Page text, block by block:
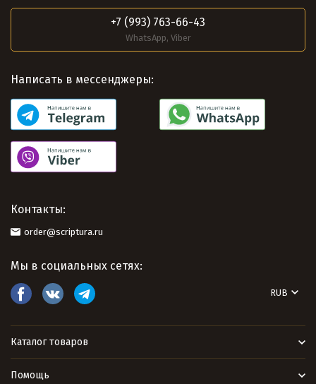
+7 (993) 763-66-43
WhatsApp, Viber
Написать в мессенджеры:
Контакты:
order@scriptura.ru
Мы в социальных сетях:
RUB
Каталог товаров
Помощь